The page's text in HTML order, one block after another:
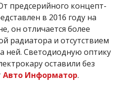
предсерийного концепт-
в 2016 году на
он отличается более
радиатора и отсутствием
ней. Светодиодную оптику
оставили без
Авто Информатор.